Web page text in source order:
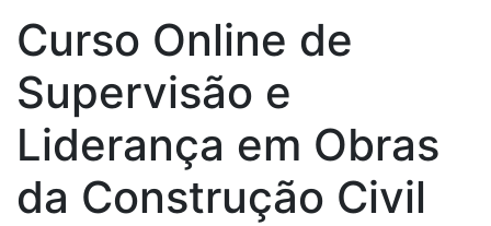
Curso Online de
Supervisão e
Liderança em Obras
da Construção Civil